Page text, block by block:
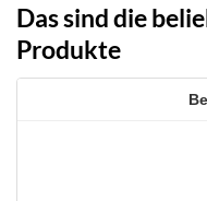
Das sind die
Produkte